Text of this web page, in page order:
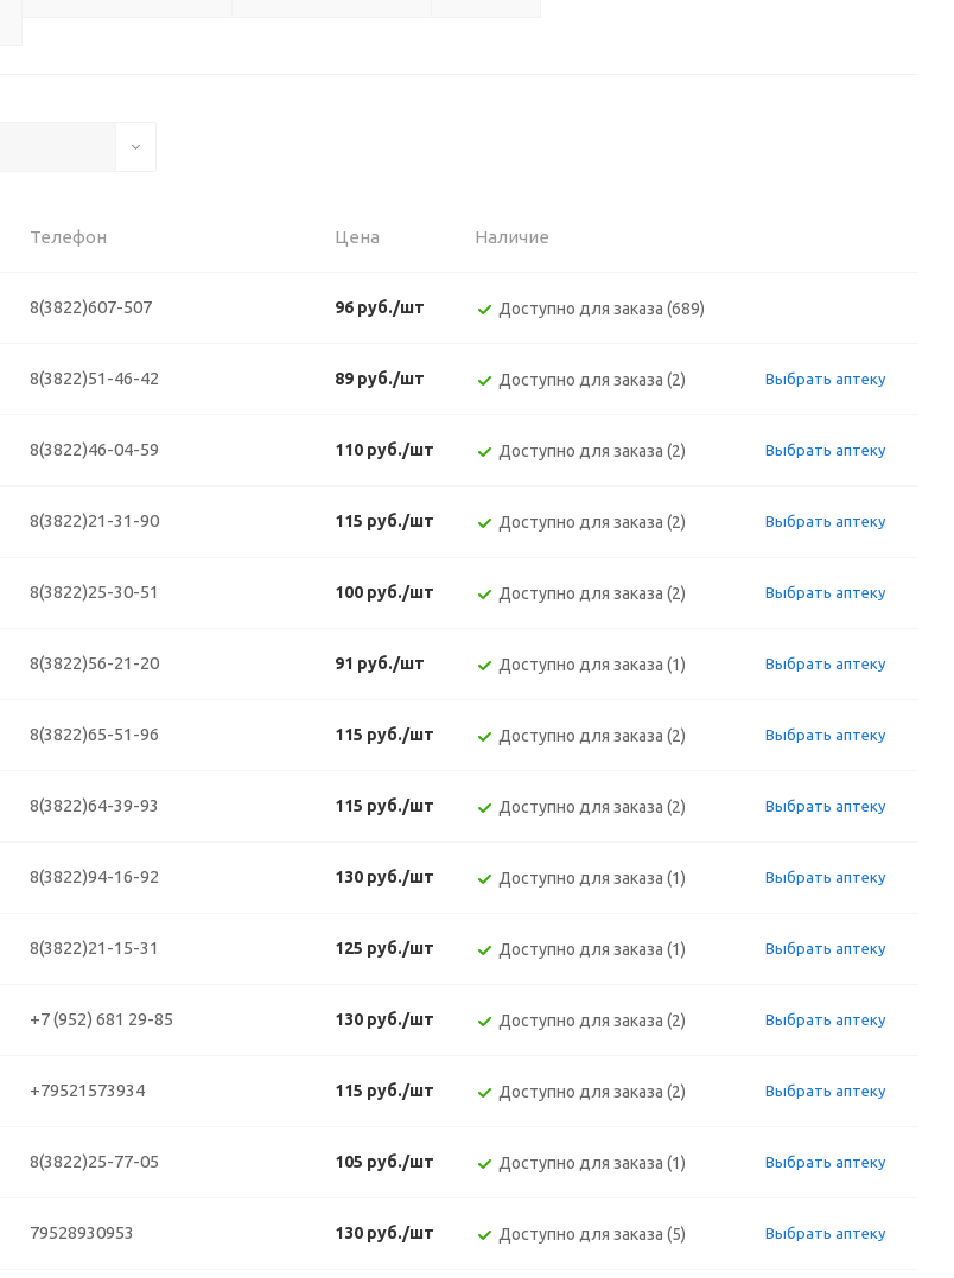
Телефон Цена Наличие
8(3822)607-507 96 руб./шт Доступно для заказа (689)
8(3822)51-46-42 89 руб./шт Доступно для заказа (2) Выбрать аптеку
8(3822)46-04-59 110 руб./шт Доступно для заказа (2) Выбрать аптеку
8(3822)21-31-90 115 руб./шт Доступно для заказа (2) Выбрать аптеку
8(3822)25-30-51 100 руб./шт Доступно для заказа (2) Выбрать аптеку
8(3822)56-21-20 91 руб./шт Доступно для заказа (1) Выбрать аптеку
8(3822)65-51-96 115 руб./шт Доступно для заказа (2) Выбрать аптеку
8(3822)64-39-93 115 руб./шт Доступно для заказа (2) Выбрать аптеку
8(3822)94-16-92 130 руб./шт Доступно для заказа (1) Выбрать аптеку
8(3822)21-15-31 125 руб./шт Доступно для заказа (1) Выбрать аптеку
+7 (952) 681 29-85 130 руб./шт Доступно для заказа (2) Выбрать аптеку
+79521573934 115 руб./шт Доступно для заказа (2) Выбрать аптеку
8(3822)25-77-05 105 руб./шт Доступно для заказа (1) Выбрать аптеку
79528930953 130 руб./шт Доступно для заказа (5) Выбрать аптеку